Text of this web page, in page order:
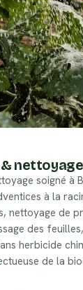
soigné à
à la
nettoyage de
des
herbicide
de la